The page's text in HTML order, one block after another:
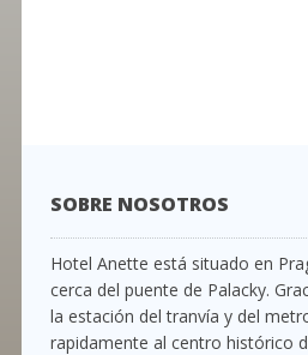
SOBRE NOSOTROS
Hotel Anette está situado en
cerca del puente de Palacky.
la estación del tranvía y del
rapidamente al centro histórico